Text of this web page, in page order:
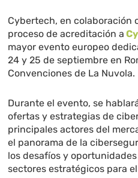
Cybertech, en colaboración
proceso de acreditación a
mayor evento europeo
24 y 25 de septiembre en
Convenciones de La Nuvola.
Durante el evento, se
ofertas y estrategias de
principales actores del
el panorama de la
los desafíos y
sectores estratégicos para